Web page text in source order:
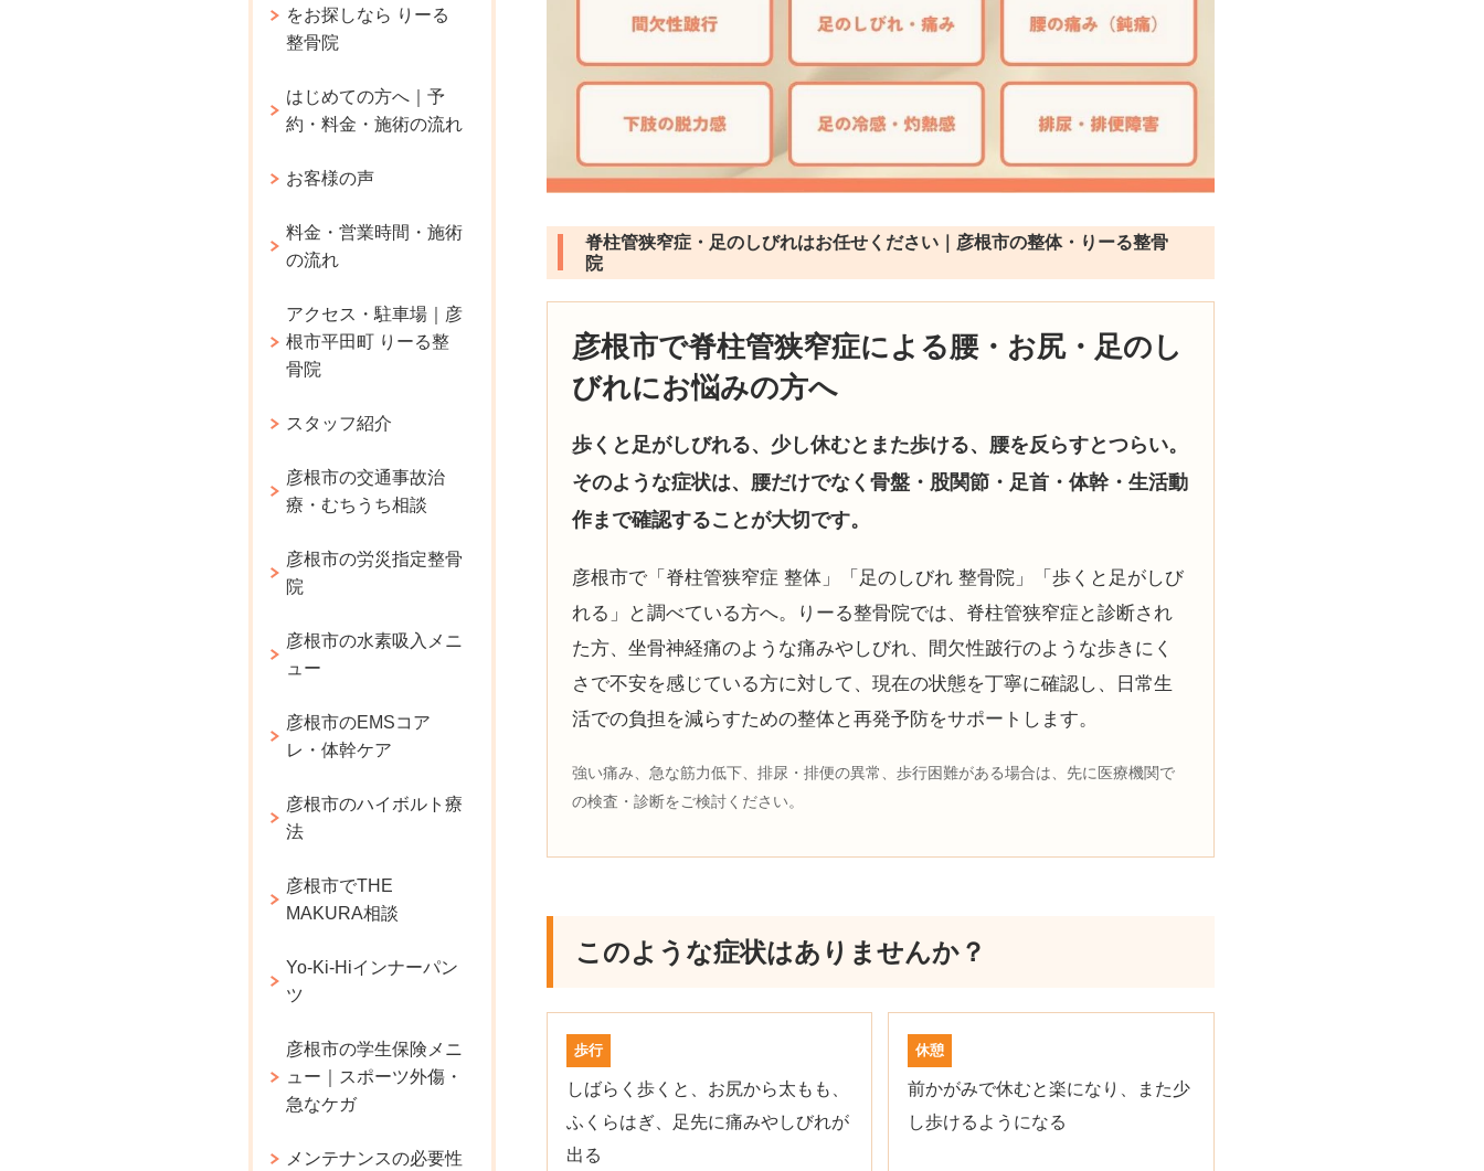
脊柱管狭窄症・足のしびれはお任せください｜彦根市の整体・りーる整骨
院
彦根市で脊柱管狭窄症による腰・お尻・足のし
びれにお悩みの方へ
歩くと足がしびれる、少し休むとまた歩ける、腰を反らすとつらい。
そのような症状は、腰だけでなく骨盤・股関節・足首・体幹・生活動
作まで確認することが大切です。
彦根市で「脊柱管狭窄症 整体」「足のしびれ 整骨院」「歩くと足がしび
れる」と調べている方へ。りーる整骨院では、脊柱管狭窄症と診断され
た方、坐骨神経痛のような痛みやしびれ、間欠性跛行のような歩きにく
さで不安を感じている方に対して、現在の状態を丁寧に確認し、日常生
活での負担を減らすための整体と再発予防をサポートします。
強い痛み、急な筋力低下、排尿・排便の異常、歩行困難がある場合は、先に医療機関で
の検査・診断をご検討ください。
このような症状はありませんか？
歩行
しばらく歩くと、お尻から太もも、
ふくらはぎ、足先に痛みやしびれが
出る
休憩
前かがみで休むと楽になり、また少
し歩けるようになる
をお探しなら りーる
整骨院
はじめての方へ｜予
約・料金・施術の流れ
お客様の声
料金・営業時間・施術
の流れ
アクセス・駐車場｜彦
根市平田町 りーる整
骨院
スタッフ紹介
彦根市の交通事故治
療・むちうち相談
彦根市の労災指定整骨
院
彦根市の水素吸入メニ
ュー
彦根市のEMSコア
レ・体幹ケア
彦根市のハイボルト療
法
彦根市でTHE
MAKURA相談
Yo-Ki-Hiインナーパン
ツ
彦根市の学生保険メニ
ュー｜スポーツ外傷・
急なケガ
メンテナンスの必要性